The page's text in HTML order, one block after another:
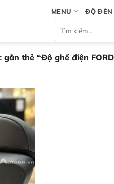
MENU ĐỘ ĐÈN
kiếm:
thẻ “Độ ghế điện FORD